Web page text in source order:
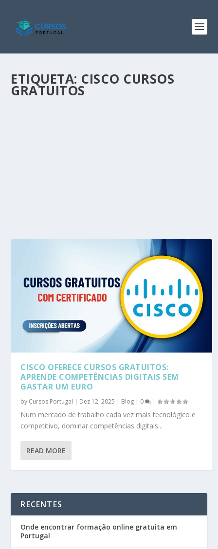
ETIQUETA: CISCO CURSOS
GRATUITOS
CISCO OFERECE CURSOS GRATUITOS:
APRENDE COMPETÊNCIAS DIGITAIS SEM
GASTAR UM EURO
by Cursos Portugal | Dez 12, 2025 | Blog | 0 |
Num mercado de trabalho cada vez mais tecnológico e
competitivo, dominar competências digitais...
READ MORE
RECENTES
Onde encontrar formação online gratuita em
Portugal